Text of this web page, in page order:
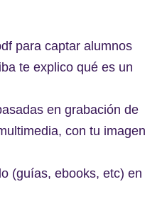
para captar alumnos
te explico qué es un
en grabación de
con tu imagen
(guías, ebooks, etc) en